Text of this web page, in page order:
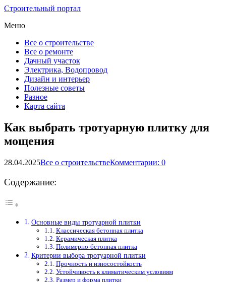
Строительный портал
Меню
Все о строительстве
Все о ремонте
Дачный участок
Электрика, Водопровод
Дизайн и интерьер
Полезные советы
Разное
Карта сайта
Как выбрать тротуарную плитку для
мощения
28.04.2025Все о строительствеКомментарии: 0
Содержание:
Основные виды тротуарной плитки
Классическая бетонная плитка
Керамическая плитка
Полимерно-бетонная плитка
Критерии выбора тротуарной плитки
Прочность и износостойкость
Устойчивость к климатическим условиям
Размер и форма плитки